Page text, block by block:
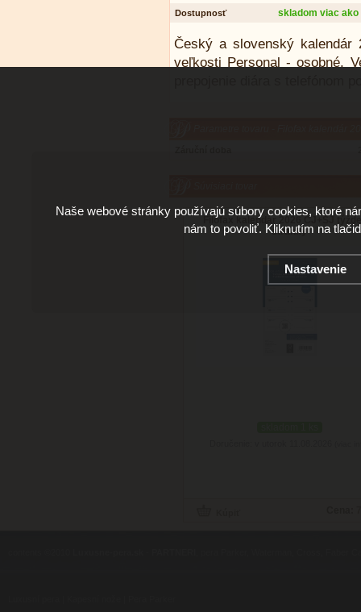
Dostupnosť skladom viac ako
Český a slovenský
veľkosti Personal - osobné.
Filofax kalendár 2026 ČJ+SJ
stránky
Naše webové stránky používajú súbory cookies, ktoré
nám to povoliť. Kliknutím na
Nastavenie